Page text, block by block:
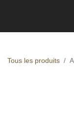
Tous les produits